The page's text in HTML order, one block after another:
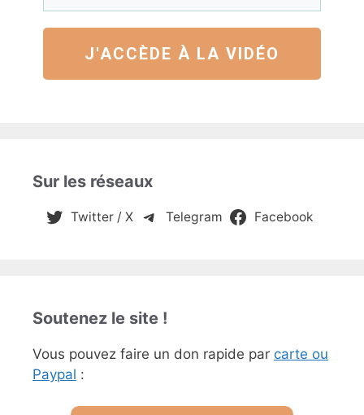
J'ACCÈDE À LA VIDÉO
Sur les réseaux
Twitter / X Telegram Facebook
Soutenez le site !
Vous pouvez faire un don rapide par carte ou
Paypal :